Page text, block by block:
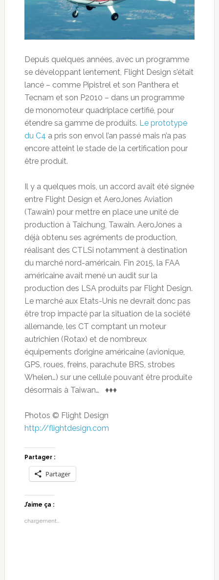
Depuis quelques années, avec un programme
se développant lentement, Flight Design s’était
lancé – comme Pipistrel et son Panthera et
Tecnam et son P2010 – dans un programme
de monomoteur quadriplace certifié, pour
étendre sa gamme de produits. Le prototype
du C4 a pris son envol l’an passé mais n’a pas
encore atteint le stade de la certification pour
être produit.
Il y a quelques mois, un accord avait été signée
entre Flight Design et AeroJones Aviation
(Tawain) pour mettre en place une unité de
production à Taichung, Tawain. AeroJones a
déjà obtenu ses agréments de production,
réalisant des CTLSi notamment à destination
du marché nord-américain. Fin 2015, la FAA
américaine avait mené un audit sur la
production des LSA produits par Flight Design.
Le marché aux Etats-Unis ne devrait donc pas
être trop impacté par la situation de la société
allemande, les CT comptant un moteur
autrichien (Rotax) et de nombreux
équipements d’origine américaine (avionique,
GPS, roues, freins, parachute BRS, strobes
Whelen…) sur une cellule pouvant être produite
désormais à Taiwan… ♦♦♦
Photos © Flight Design
http://flightdesign.com
Partager :
Partager
J’aime ça :
chargement…